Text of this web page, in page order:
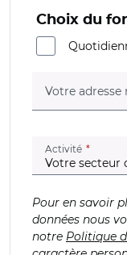
Choix du
Votre adresse
Activité (champ
Pour en savoir
données nous
notre Politique